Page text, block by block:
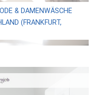
& DAMENWÄSCHE
(FRANKFURT,